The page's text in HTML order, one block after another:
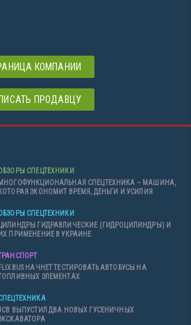
КОМПАНИИ
ПРОДАВЦУ
СПЕЦТЕХНИКИ
МНОГОФУНКЦИОНАЛЬНАЯ СПЕЦТЕХНИКА – МАШИНА,
КОТОРАЯ ЭКОНОМИТ ВРЕМЯ, ДЕНЬГИ И УСИЛИЯ
СПЕЦТЕХНИКИ
ЦИЛИНДРЫ ГИДРАВЛИЧЕСКИЕ (ГИДРОЦИЛИНДРЫ) И
ИХ ПРИМЕНЕНИЕ В УКРАИНЕ
FLIXBUS НАЧНЕТ ТЕСТИРОВАТЬ АВТОБУСЫ НА
ЭЛЕМЕНТАХ
ВЫПУСТИЛ ДВА НОВЫХ ГУСЕНИЧНЫХ